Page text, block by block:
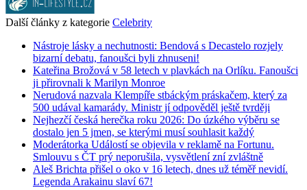
Další články z kategorie Celebrity
Nástroje lásky a nechutnosti: Bendová s Decastelo rozjely
bizarní debatu, fanoušci byli zhnuseni!
Kateřina Brožová v 58 letech v plavkách na Orlíku. Fanoušci
ji přirovnali k Marilyn Monroe
Nerudová nazvala Klempíře stbáckým práskačem, který za
500 udával kamarády. Ministr jí odpověděl ještě tvrději
Nejhezčí česká herečka roku 2026: Do úzkého výběru se
dostalo jen 5 jmen, se kterými musí souhlasit každý
Moderátorka Událostí se objevila v reklamě na Fortunu.
Smlouvu s ČT prý neporušila, vysvětlení zní zvláštně
Aleš Brichta přišel o oko v 16 letech, dnes už téměř nevidí.
Legenda Arakainu slaví 67!